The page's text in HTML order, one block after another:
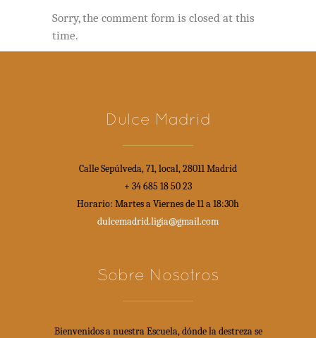
Sorry, the comment form is closed at this
time.
Dulce Madrid
Calle Sepúlveda, 71, local, 28011 Madrid
+ 34 685 18 50 23
Horario: Martes a Viernes de 11 a 18:30h
dulcemadrid.ligia@gmail.com
Sobre Nosotros
Bienvenidos a nuestra Escuela, dónde la destreza se